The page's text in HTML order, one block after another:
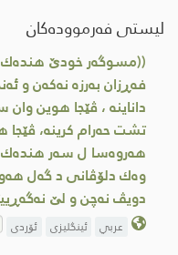
لیستی فەرموودەکان
((مسوگه‌ر خودێ هنده‌ك
فه‌ڕزان به‌رزه‌ نه‌كه‌ن و
داناینە ، ڤێجا هوین
تشت حەرام کرینە،
هه‌روه‌سا ل سەر هندەك
وه‌ك دلۆڤانی د گەل
دویڤ نه‌چن و لێ
عربي ئینگلیزی ئۆردی